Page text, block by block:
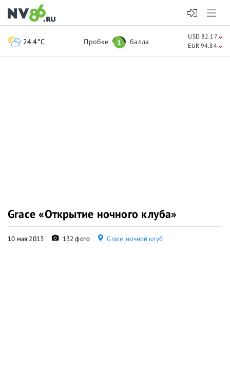
Grace «Открытие ночного клуба»
10 мая 2013 132 фото Grace, ночной клуб
24.4°C Пробки 1 балла
USD 82.17
EUR 94.84